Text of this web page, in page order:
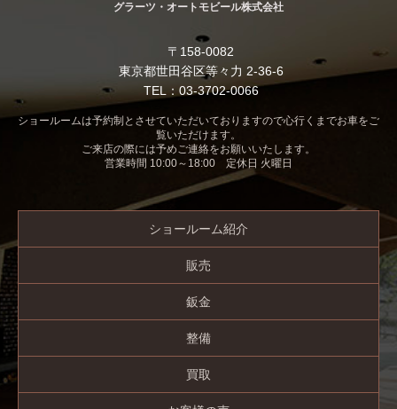
グラーツ・オートモビール株式会社
〒158-0082
東京都世田谷区等々力 2-36-6
TEL：03-3702-0066
ショールームは予約制とさせていただいておりますので心行くまでお車をご
覧いただけます。
ご来店の際には予めご連絡をお願いいたします。
営業時間 10:00～18:00 定休日 火曜日
ショールーム紹介
販売
鈑金
整備
買取